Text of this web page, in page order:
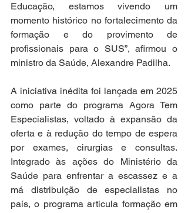
Educação, estamos vivendo um
momento histórico no fortalecimento da
formação e do provimento de
profissionais para o SUS”, afirmou o
ministro da Saúde, Alexandre Padilha.
A iniciativa inédita foi lançada em 2025
como parte do programa Agora Tem
Especialistas, voltado à expansão da
oferta e à redução do tempo de espera
por exames, cirurgias e consultas.
Integrado às ações do Ministério da
Saúde para enfrentar a escassez e a
má distribuição de especialistas no
país, o programa articula formação em